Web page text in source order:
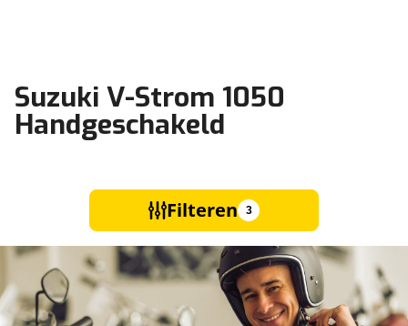
Suzuki V-Strom 1050
Handgeschakeld
Filteren 3